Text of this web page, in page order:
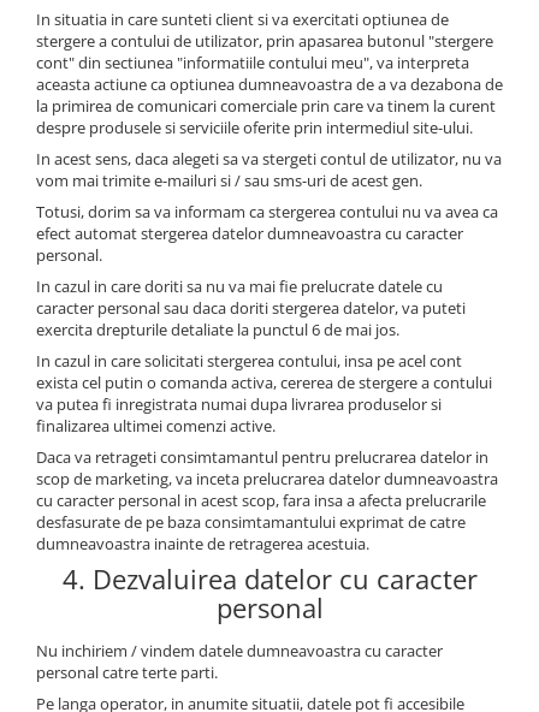
In situatia in care sunteti client si va exercitati optiunea de
stergere a contului de utilizator, prin apasarea butonul "stergere
cont" din sectiunea "informatiile contului meu", va interpreta
aceasta actiune ca optiunea dumneavoastra de a va dezabona de
la primirea de comunicari comerciale prin care va tinem la curent
despre produsele si serviciile oferite prin intermediul site-ului.
In acest sens, daca alegeti sa va stergeti contul de utilizator, nu va
vom mai trimite e-mailuri si / sau sms-uri de acest gen.
Totusi, dorim sa va informam ca stergerea contului nu va avea ca
efect automat stergerea datelor dumneavoastra cu caracter
personal.
In cazul in care doriti sa nu va mai fie prelucrate datele cu
caracter personal sau daca doriti stergerea datelor, va puteti
exercita drepturile detaliate la punctul 6 de mai jos.
In cazul in care solicitati stergerea contului, insa pe acel cont
exista cel putin o comanda activa, cererea de stergere a contului
va putea fi inregistrata numai dupa livrarea produselor si
finalizarea ultimei comenzi active.
Daca va retrageti consimtamantul pentru prelucrarea datelor in
scop de marketing, va inceta prelucrarea datelor dumneavoastra
cu caracter personal in acest scop, fara insa a afecta prelucrarile
desfasurate de pe baza consimtamantului exprimat de catre
dumneavoastra inainte de retragerea acestuia.
4. Dezvaluirea datelor cu caracter
personal
Nu inchiriem / vindem datele dumneavoastra cu caracter
personal catre terte parti.
Pe langa operator, in anumite situatii, datele pot fi accesibile